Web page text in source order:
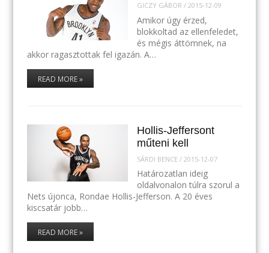
GICZY GÁBOR / 2015-12-09
Amikor úgy érzed,
blokkoltad az ellenfeledet,
és mégis áttömnek, na
akkor ragasztottak fel igazán. A…
READ MORE »
Hollis-Jeffersont
műteni kell
SÁRDI BENCE / 2015-12-07
Határozatlan ideig
oldalvonalon túlra szorul a
Nets újonca, Rondae Hollis-Jefferson. A 20 éves
kiscsatár jobb…
READ MORE »